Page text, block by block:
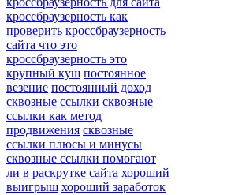
кроссбраузерность как
проверить кроссбраузерность
сайта что это
кроссбраузерность это
крупный куш постоянное
везение постоянный доход
сквозные ссылки сквозные
ссылки как метод
продвижения сквозные
ссылки плюсы и минусы
сквозные ссылки помогают
ли в раскрутке сайта хороший
выигрыш хороший заработок